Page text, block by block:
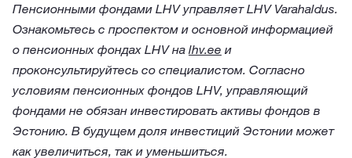
Пенсионными фондами LHV управляет LHV Varahaldus.
Ознакомьтесь с проспектом и основной информацией
о пенсионных фондах LHV на lhv.ee и
проконсультируйтесь со специалистом. Согласно
условиям пенсионных фондов LHV, управляющий
фондами не обязан инвестировать активы фондов в
Эстонию. В будущем доля инвестиций Эстонии может
как увеличиться, так и уменьшиться.